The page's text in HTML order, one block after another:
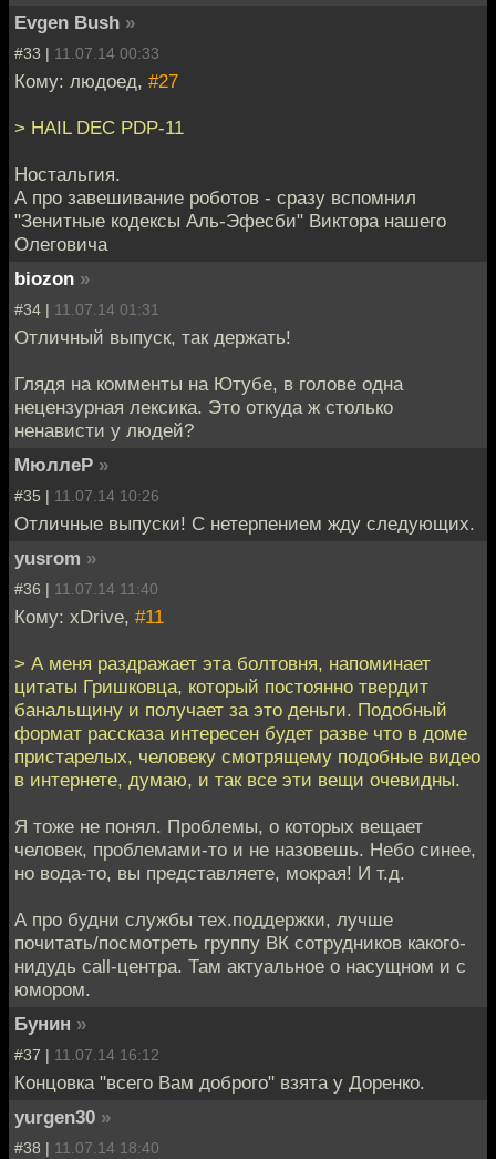
Evgen Bush »
#33 | 11.07.14 00:33
Кому: людоед, #27
> HAIL DEC PDP-11
Ностальгия.
А про завешивание роботов - сразу вспомнил
"Зенитные кодексы Аль-Эфесби" Виктора нашего
Олеговича
biozon »
#34 | 11.07.14 01:31
Отличный выпуск, так держать!
Глядя на комменты на Ютубе, в голове одна
нецензурная лексика. Это откуда ж столько
ненависти у людей?
МюллеР »
#35 | 11.07.14 10:26
Отличные выпуски! С нетерпением жду следующих.
yusrom »
#36 | 11.07.14 11:40
Кому: xDrive, #11
> А меня раздражает эта болтовня, напоминает
цитаты Гришковца, который постоянно твердит
банальщину и получает за это деньги. Подобный
формат рассказа интересен будет разве что в доме
пристарелых, человеку смотрящему подобные видео
в интернете, думаю, и так все эти вещи очевидны.
Я тоже не понял. Проблемы, о которых вещает
человек, проблемами-то и не назовешь. Небо синее,
но вода-то, вы представляете, мокрая! И т.д.
А про будни службы тех.поддержки, лучше
почитать/посмотреть группу ВК сотрудников какого-
нидудь call-центра. Там актуальное о насущном и с
юмором.
Бунин »
#37 | 11.07.14 16:12
Концовка "всего Вам доброго" взята у Доренко.
yurgen30 »
#38 | 11.07.14 18:40